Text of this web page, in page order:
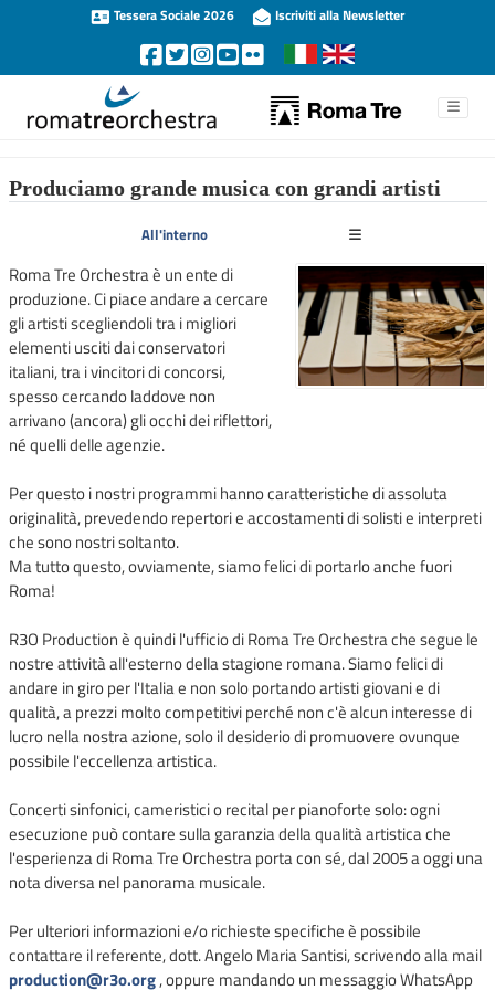
Tessera Sociale 2026 Iscriviti alla Newsletter
Produciamo grande musica con grandi artisti
All'interno
Roma Tre Orchestra è un ente di
produzione. Ci piace andare a cercare
gli artisti scegliendoli tra i migliori
elementi usciti dai conservatori
italiani, tra i vincitori di concorsi,
spesso cercando laddove non
arrivano (ancora) gli occhi dei riflettori,
né quelli delle agenzie.
Per questo i nostri programmi hanno caratteristiche di assoluta
originalità, prevedendo repertori e accostamenti di solisti e interpreti
che sono nostri soltanto.
Ma tutto questo, ovviamente, siamo felici di portarlo anche fuori
Roma!
R3O Production è quindi l'ufficio di Roma Tre Orchestra che segue le
nostre attività all'esterno della stagione romana. Siamo felici di
andare in giro per l'Italia e non solo portando artisti giovani e di
qualità, a prezzi molto competitivi perché non c'è alcun interesse di
lucro nella nostra azione, solo il desiderio di promuovere ovunque
possibile l'eccellenza artistica.
Concerti sinfonici, cameristici o recital per pianoforte solo: ogni
esecuzione può contare sulla garanzia della qualità artistica che
l'esperienza di Roma Tre Orchestra porta con sé, dal 2005 a oggi una
nota diversa nel panorama musicale.
Per ulteriori informazioni e/o richieste specifiche è possibile
contattare il referente, dott. Angelo Maria Santisi, scrivendo alla mail
production@r3o.org, oppure mandando un messaggio WhatsApp